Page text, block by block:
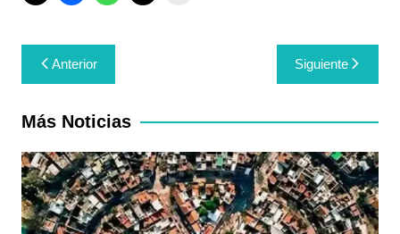
Navegación
de
entradas
Anterior Siguiente
Más Noticias